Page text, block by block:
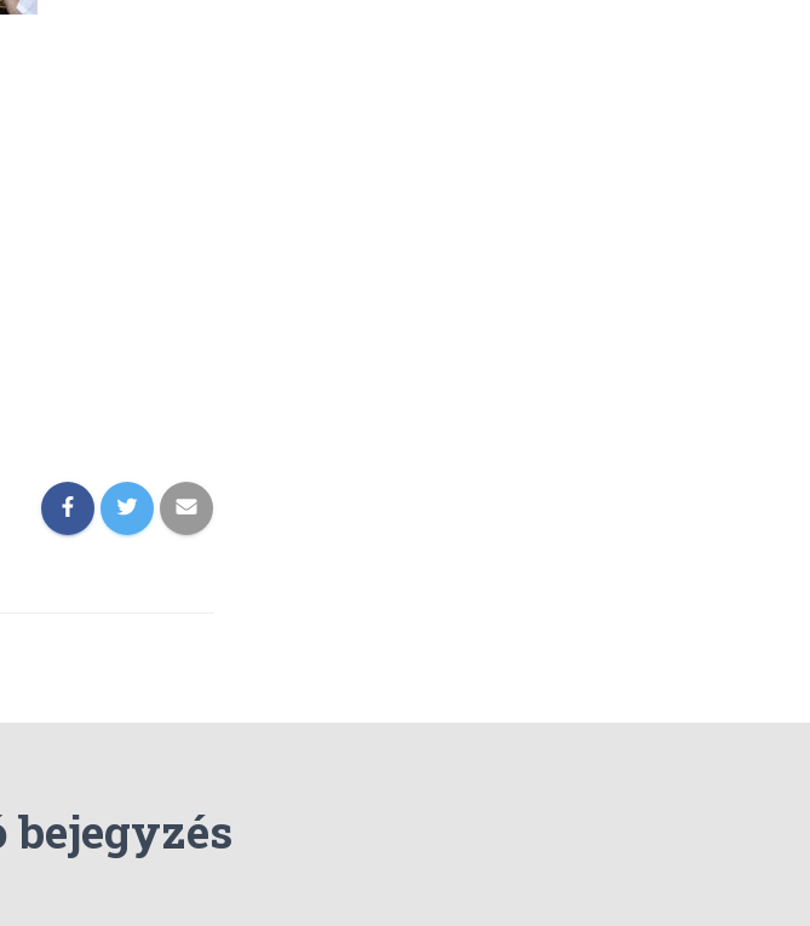
bejegyzés